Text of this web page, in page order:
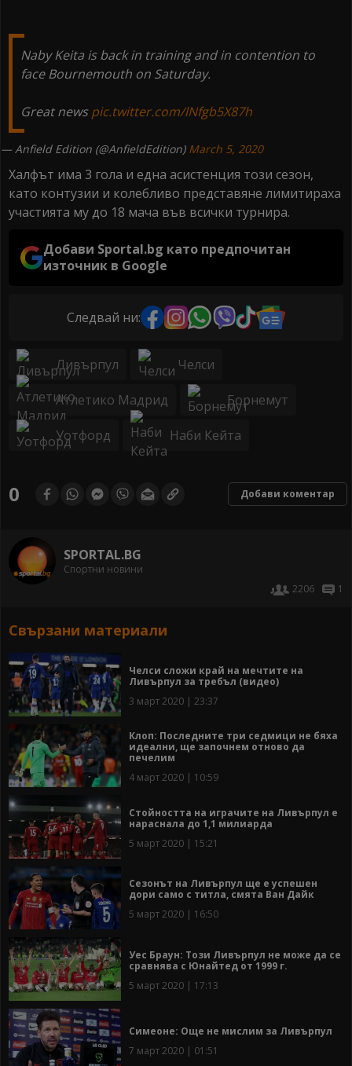
Naby Keita is back in training and in contention to
face Bournemouth on Saturday.
Great newspic.twitter.com/lNfgb5X87h
— Anfield Edition (@AnfieldEdition) March 5, 2020
Халфът има 3 гола и една асистенция този сезон,
като контузии и колебливо представяне лимитираха
участията му до 18 мача във всички турнира.
Добави Sportal.bg като предпочитан
източник в Google
Следвай ни:
Ливърпул Челси
Атлетико Мадрид Борнемут
Уотфорд Наби Кейта
0 Добави коментар
SPORTAL.BG
Спортни новини
2206
1
Свързани материали
Челси сложи край на мечтите на
Ливърпул за требъл (видео)
3 март 2020 | 23:37
Клоп: Последните три седмици не бяха
идеални, ще започнем отново да
печелим
4 март 2020 | 10:59
Стойността на играчите на Ливърпул е
нараснала до 1,1 милиарда
5 март 2020 | 15:21
Сезонът на Ливърпул ще е успешен
дори само с титла, смята Ван Дайк
5 март 2020 | 16:50
Уес Браун: Този Ливърпул не може да се
сравнява с Юнайтед от 1999 г.
5 март 2020 | 17:13
Симеоне: Още не мислим за Ливърпул
7 март 2020 | 01:51